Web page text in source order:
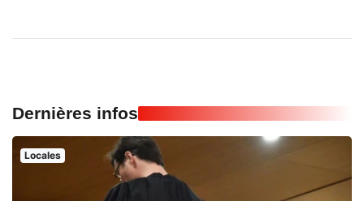
Dernières infos
Locales